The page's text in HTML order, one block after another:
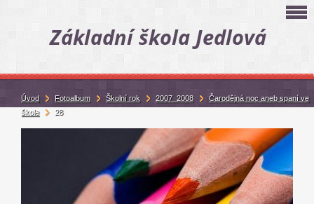
Základní škola Jedlová
Úvod Fotoalbum Školní rok 2007_2008
Čarodějná noc aneb spaní ve
škole
28